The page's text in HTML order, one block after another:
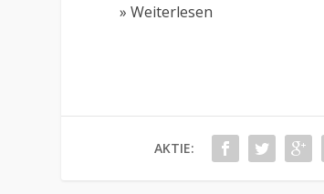
» Weiterlesen
AKTIE: